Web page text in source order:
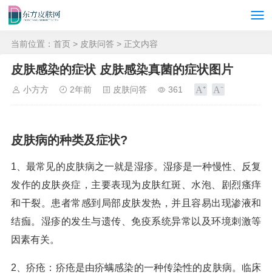
当前位置： 首页 > 皮肤问答 > 正文内容
皮肤感染的症状 皮肤感染真菌的症状图片
小方方 2年前 皮肤问答 361
皮肤病的种类及症状?
1、最常见的皮肤病之一就是湿疹。湿疹是一种慢性、反复
发作的皮肤炎症，主要表现为皮肤红斑、水泡、剧烈瘙痒
和干裂。患者常感到局部皮肤发热，并且容易出现渗液和
结痂。湿疹的发生与遗传、免疫系统异常以及环境刺激等
因素有关。
2、疥疮：疥疮是由疥螨感染的一种传染性的皮肤病。临床